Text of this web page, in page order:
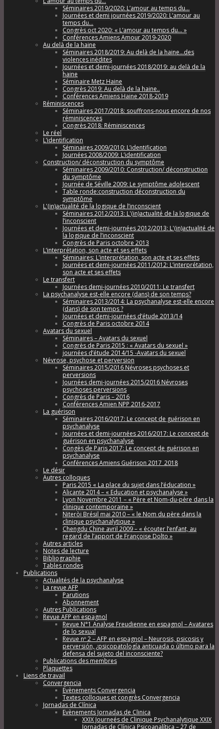
Séminaires 2019/2020: L’amour au temps du…
Journées et demi journées 2019/2020: L’amour au
temps du…
Congrès oct 2020: « L’amour au temps du… »
Conférences Amiens Amour 2019-2020
Au delà de la haine
Séminaires 2018/2019: Au delà de la haine…des
violences inédites
Journées et demi-journées 2018/2019: au delà de la
haine
Séminaire Metz Haine
Congrès 2019: Au delà de la haine..
Conférences Amiens Haine 2018-2019
Réminiscences
Séminaires 2017/2018: souffrons-nous encore de nos
réminiscences
Congrès 2018: Réminiscences
Le réel
L’identification
Séminaires 2009/2010: L’identification
Journées 2008/2009: L’identification
Construction/ déconstruction du symptôme
Séminaires 2009/2010: Construction/ déconstruction
du symptôme
Journée de Séville 2009: Le symptôme adolescent
Table ronde:construction déconstruction du
symptôme
L'(in)actualité de la logique de l’inconscient
Séminaires 2012/2013: L'(in)actualité de la logique de
l’inconscient
Journées et demi-journées 2012/2013: L'(in)actualité de
la logique de l’inconscient
Congrès de Paris octobre 2013
L’interprétation, son acte et ses effets
Séminaires: L’interprétation, son acte et ses effets
Journées et demi-journées 2011/2012: L’interprétation,
son acte et ses effets
Le transfert
Journées demi-journées 2010/2011: Le transfert
La psychanalyse est-elle encore (dans) de son temps?
Séminaires 2013/2014: La psychanalyse est-elle encore
(dans) de son temps ?
Journées et demi-journées d’étude 2013/14
Congrès de Paris octobre 2014
Avatars du sexuel
Séminaires – Avatars du sexuel
Congrès de Paris 2015 : « Avatars du sexuel »
journées d’étude 2014/15 -Avatars du sexuel
Névrose, psychose et perversion
Séminaires 2015/2016 Névroses psychoses et
perversions
Journées demi-journées 2015/2016 Névroses
psychoses perversions
Congrès de Paris – 2016
Conférences Amien NPP 2016-2017
La guérison
Séminaires 2016/2017: Le concept de guérison en
psychanalyse
Journées et demi-journées 2016/2017: Le concept de
guérison en psychanalyse
Congès de Paris 2017: Le concept de guérison en
psychanalyse
Conférences Amiens Guérison 2017_2018
Le désir
Autres colloques
Paris 2015 « La place du sujet dans l’éducation »
Alicante 2014 – « Education et psychanalyse »
Lyon Novembre 2011 – « Père et Nom-du-père dans la
clinique contemporaine »
Niteròi Brésil mai 2010 – « le Nom du père dans la
clinique psychanalytique »
Chengdu Chine avril 2009 – « écouter l’enfant, au
regard de l’apport de Françoise Dolto »
Autres articles
Notes de lecture
Bibliographie
Tables rondes
Publications
Actualités de la psychanalyse
La revue AFP
Parutions
Abonnement
Autres Publications
Revue AFP en espagnol
Revue N°1 Analyse Freudienne en espagnol – Avatares
de lo sexual
Revue nº 2 – AFP en espagnol – Neurosis, psicosis y
perversión, ¿psicopatología anticuada o último para la
defensa del sujeto del inconsciente?
Publications des membres
Plaquettes
Liens de travail
Convergencia
Evènements Convergencia
Textes colloques et congrès Convergencia
Jornadas de Clínica
Evènements Jornadas de Clinica
XXIX Journeés de Clinique Psychanalytique XXIX
Jornadas de Clínica Psicoanalítica – 27 de